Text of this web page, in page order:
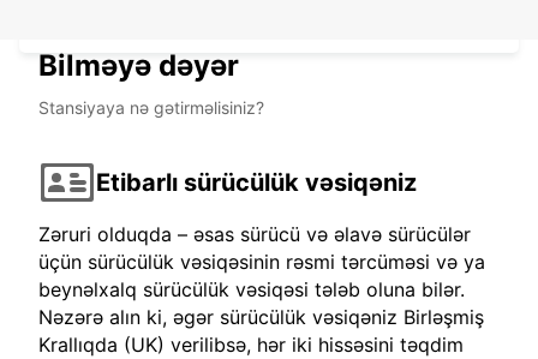
Bilməyə dəyər
Stansiyaya nə gətirməlisiniz?
Etibarlı sürücülük vəsiqəniz
Zəruri olduqda – əsas sürücü və əlavə sürücülər
üçün sürücülük vəsiqəsinin rəsmi tərcüməsi və ya
beynəlxalq sürücülük vəsiqəsi tələb oluna bilər.
Nəzərə alın ki, əgər sürücülük vəsiqəniz Birləşmiş
Krallıqda (UK) verilibsə, hər iki hissəsini təqdim